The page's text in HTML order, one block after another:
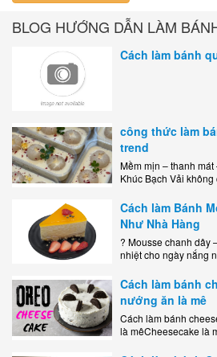
BLOG HƯỚNG DẪN LÀM
Cách làm bánh
công thức làm
trend
Mềm mịn – thanh
Khúc Bạch Vải
Cách làm Bánh
Như Nhà Hàng
? Mousse chanh dây
nhiệt cho ngày nắng
dễ..
Cách làm bánh
nướng ăn là mê
Cách làm bánh
là mêCheesecake là